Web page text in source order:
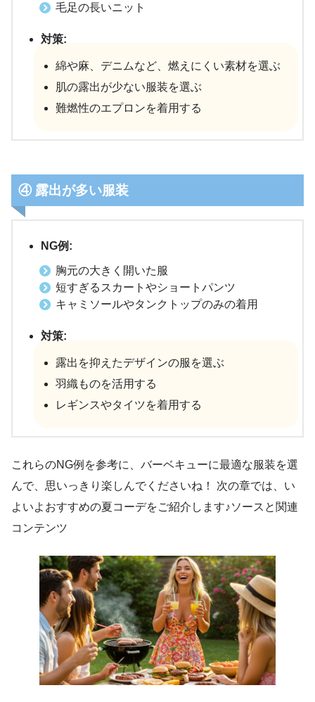
毛足の長いニット
対策:
綿や麻、デニムなど、燃えにくい素材を選ぶ
肌の露出が少ない服装を選ぶ
難燃性のエプロンを着用する
④ 露出が多い服装
NG例:
胸元の大きく開いた服
短すぎるスカートやショートパンツ
キャミソールやタンクトップのみの着用
対策:
露出を抑えたデザインの服を選ぶ
羽織ものを活用する
レギンスやタイツを着用する
これらのNG例を参考に、バーベキューに最適な服装を選
んで、思いっきり楽しんでくださいね！ 次の章では、い
よいよおすすめの夏コーデをご紹介します♪ソースと関連
コンテンツ